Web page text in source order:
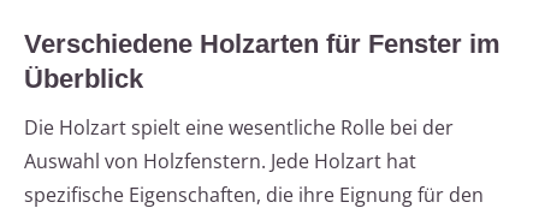
Verschiedene Holzarten für Fenster im
Überblick
Die Holzart spielt eine wesentliche Rolle bei der
Auswahl von Holzfenstern. Jede Holzart hat
spezifische Eigenschaften, die ihre Eignung für den